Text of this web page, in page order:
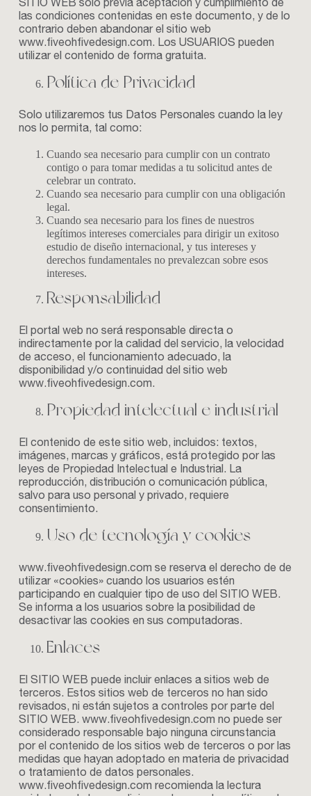
SITIO WEB solo previa aceptación y cumplimiento de
las condiciones contenidas en este documento, y de lo
contrario deben abandonar el sitio web
www.fiveohfivedesign.com. Los USUARIOS pueden
utilizar el contenido de forma gratuita.
Política de Privacidad
Solo utilizaremos tus Datos Personales cuando la ley
nos lo permita, tal como:
Cuando sea necesario para cumplir con un contrato
contigo o para tomar medidas a tu solicitud antes de
celebrar un contrato.
Cuando sea necesario para cumplir con una obligación
legal.
Cuando sea necesario para los fines de nuestros
legítimos intereses comerciales para dirigir un exitoso
estudio de diseño internacional, y tus intereses y
derechos fundamentales no prevalezcan sobre esos
intereses.
Responsabilidad
El portal web no será responsable directa o
indirectamente por la calidad del servicio, la velocidad
de acceso, el funcionamiento adecuado, la
disponibilidad y/o continuidad del sitio web
www.fiveohfivedesign.com.
Propiedad intelectual e industrial
El contenido de este sitio web, incluidos: textos,
imágenes, marcas y gráficos, está protegido por las
leyes de Propiedad Intelectual e Industrial. La
reproducción, distribución o comunicación pública,
salvo para uso personal y privado, requiere
consentimiento.
Uso de tecnología y cookies
www.fiveohfivedesign.com se reserva el derecho de de
utilizar «cookies» cuando los usuarios estén
participando en cualquier tipo de uso del SITIO WEB.
Se informa a los usuarios sobre la posibilidad de
desactivar las cookies en sus computadoras.
Enlaces
El SITIO WEB puede incluir enlaces a sitios web de
terceros. Estos sitios web de terceros no han sido
revisados, ni están sujetos a controles por parte del
SITIO WEB. www.fiveohfivedesign.com no puede ser
considerado responsable bajo ninguna circunstancia
por el contenido de los sitios web de terceros o por las
medidas que hayan adoptado en materia de privacidad
o tratamiento de datos personales.
www.fiveohfivedesign.com recomienda la lectura